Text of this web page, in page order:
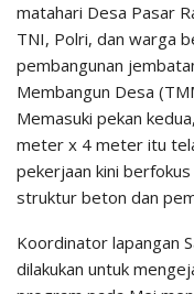
matahari Desa Pasar
TNI, Polri, dan warga
pembangunan
Membangun Desa
Memasuki pekan
meter x 4 meter itu
pekerjaan kini
struktur beton dan
Koordinator lapangan
dilakukan untuk